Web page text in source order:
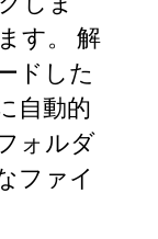
す。 解
ドした
自動的
ォルダ
ファイ